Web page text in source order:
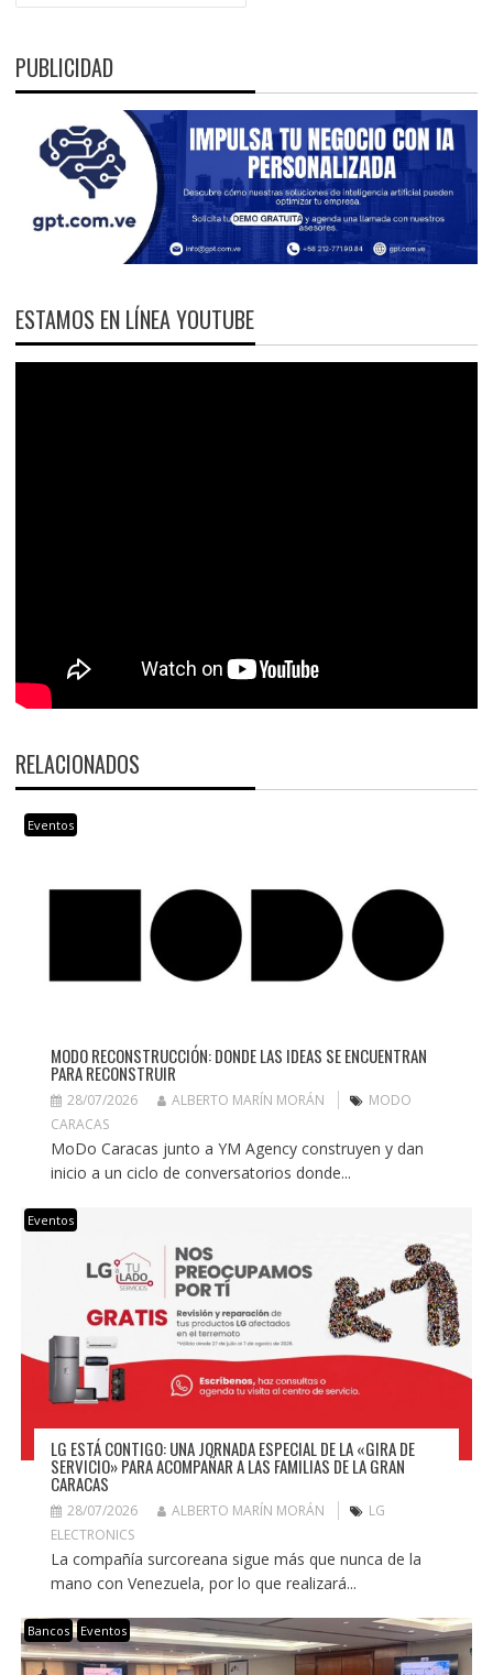
PUBLICIDAD
ESTAMOS EN LÍNEA YOUTUBE
RELACIONADOS
Eventos
MODO RECONSTRUCCIÓN: DONDE LAS IDEAS SE ENCUENTRAN
PARA RECONSTRUIR
28/07/2026 ALBERTO MARÍN MORÁN
MODO
CARACAS
MoDo Caracas junto a YM Agency construyen y dan
inicio a un ciclo de conversatorios donde...
Eventos
LG ESTÁ CONTIGO: UNA JORNADA ESPECIAL DE LA «GIRA DE
SERVICIO» PARA ACOMPAÑAR A LAS FAMILIAS DE LA GRAN
CARACAS
28/07/2026 ALBERTO MARÍN MORÁN
LG
ELECTRONICS
La compañía surcoreana sigue más que nunca de la
mano con Venezuela, por lo que realizará...
Bancos Eventos